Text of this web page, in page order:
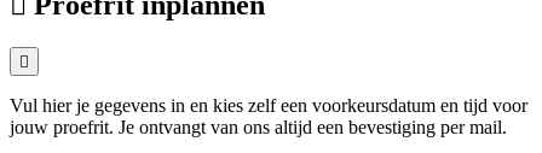
Vul hier je gegevens in en kies zelf een voorkeursdatum en tijd voor
jouw proefrit. Je ontvangt van ons altijd een bevestiging per mail.